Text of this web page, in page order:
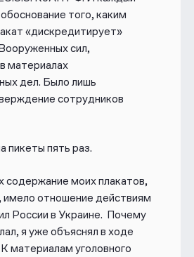
того, каким
«дискредитирует»
сил,
материалах
дел. Было лишь
сотрудников
пикеты пять раз.
содержание моих плакатов,
имело отношение действиям
России в Украине. Почему
я уже объяснял в ходе
материалам уголовного